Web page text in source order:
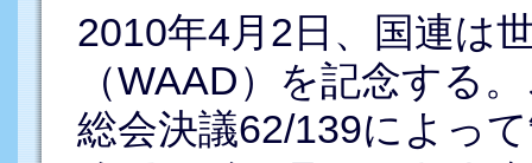
2010年4月2日、国連は
（WAAD）を記念する
総会決議62/139によっ